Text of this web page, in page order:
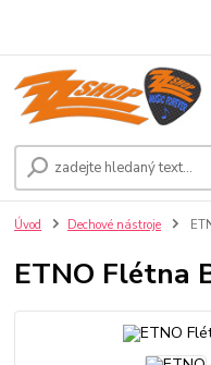
Úvod Dechové nástroje
ETNO Flétna